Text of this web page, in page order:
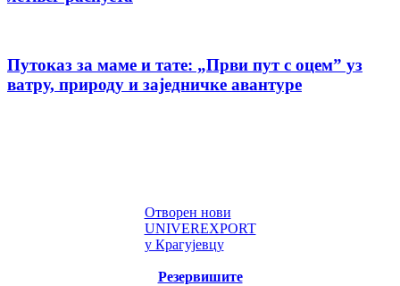
Путоказ за маме и тате: „Први пут с оцемˮ уз
ватру, природу и заједничке авантуре
Отворен нови
UNIVEREXPORT
у Крагујевцу
Резервишите